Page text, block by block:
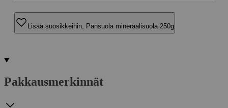
Lisää suosikkeihin, Pansuola mineraalisuola 250g
Pakkausmerkinnät